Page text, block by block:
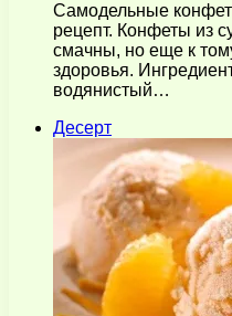
Самодельные
рецепт. Конфеты из
смачны, но еще к
здоровья.
водянистый…
Десерт